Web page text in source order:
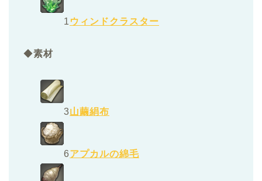
1 ウィンドクラスター
◆素材
3山繭絹布
6アプカルの綿毛